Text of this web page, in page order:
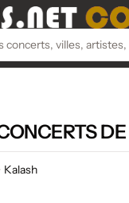
Kalash